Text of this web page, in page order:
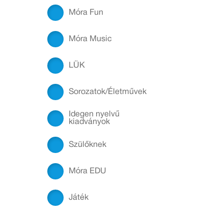
Móra Fun
Móra Music
LÜK
Sorozatok/Életművek
Idegen nyelvű
kiadványok
Szülőknek
Móra EDU
Játék